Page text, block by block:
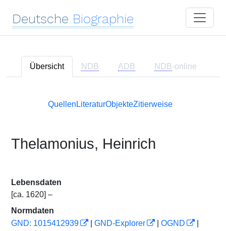
Deutsche Biographie
Übersicht NDB ADB NDB-online
Quellen LiteraturObjekteZitierweise
Thelamonius, Heinrich
Lebensdaten
[ca. 1620] –
Normdaten
GND: 1015412939
GND-Explorer OGND